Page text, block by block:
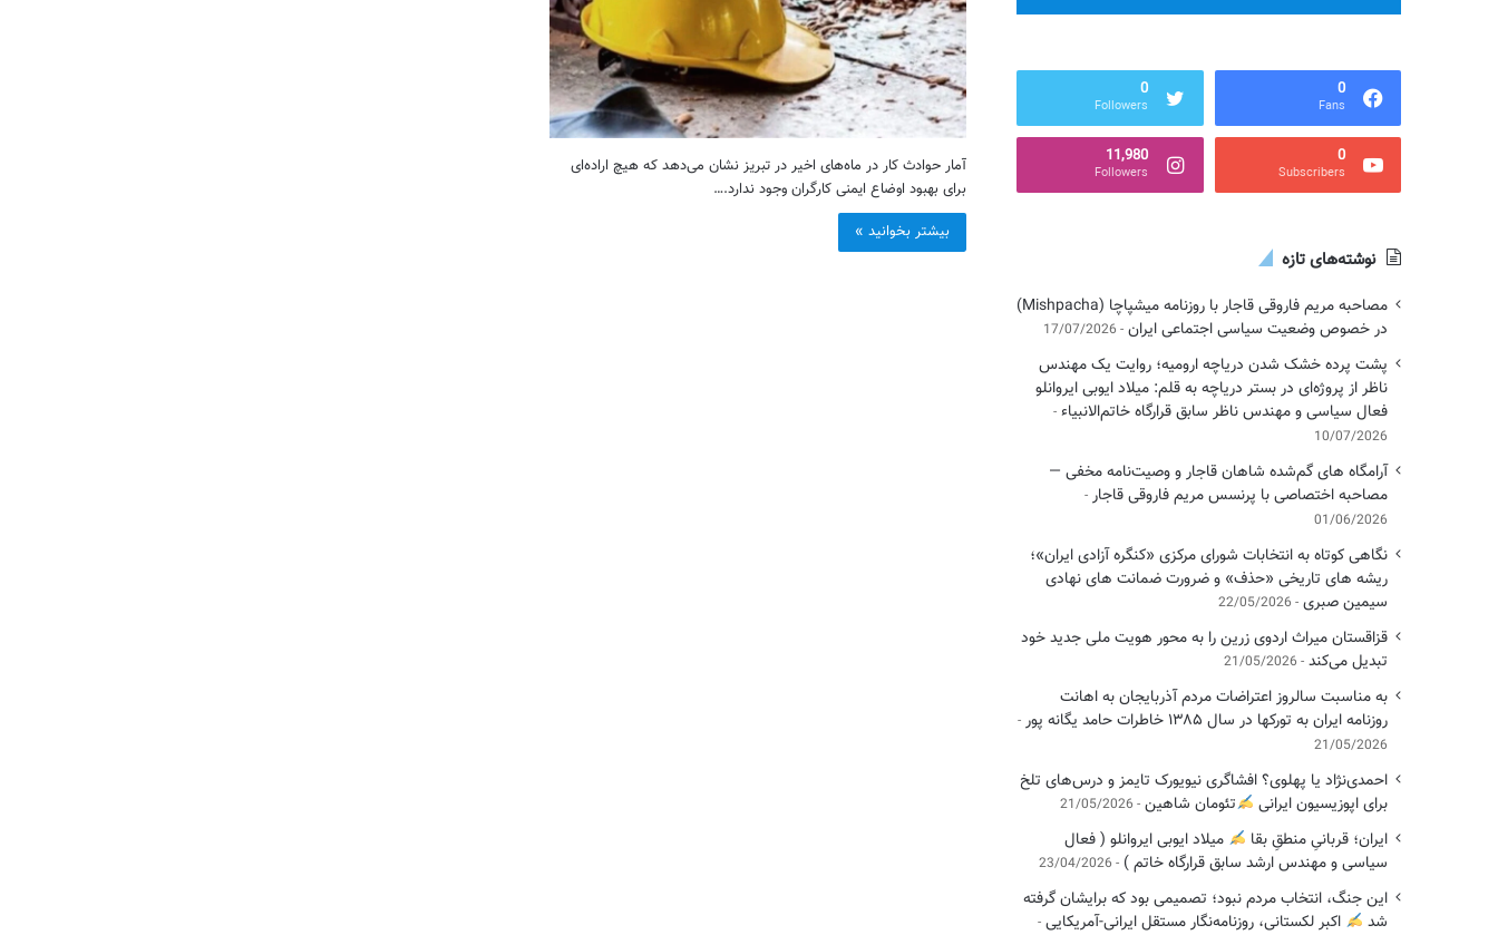
آمار حوادث کار در ماه‌های اخیر در تبریز نشان می‌دهد که هیچ اراده‌ای
برای بهبود اوضاع ایمنی کارگران وجود ندارد.…
بیشتر بخوانید »
0
Fans
0
Followers
0
Subscribers
11,980
Followers
نوشته‌های تازه
مصاحبه مریم فاروقی قاجار با روزنامه میشپاچا (Mishpacha)
در خصوص وضعیت سیاسی اجتماعی ایران 17/07/2026
پشت پرده خشک شدن دریاچه ارومیه؛ روایت یک مهندس
ناظر از پروژه‌ای در بستر دریاچه به قلم: میلاد ایوبی ایروانلو
فعال سیاسی و مهندس ناظر سابق قرارگاه خاتم‌الانبیاء
10/07/2026
آرامگاه های گم‌شده شاهان قاجار و وصیت‌نامه مخفی —
مصاحبه اختصاصی با پرنسس مریم فاروقی قاجار
01/06/2026
نگاهی کوتاه به انتخابات شورای مرکزی «کنگره آزادی ایران»؛
ریشه های تاریخی «حذف» و ضرورت ضمانت های نهادی
سیمین صبری 22/05/2026
قزاقستان میراث اردوی زرین را به محور هویت ملی جدید خود
تبدیل می‌کند 21/05/2026
به مناسبت سالروز اعتراضات مردم آذربایجان به اهانت
روزنامه ایران به تورکها در سال ۱۳۸۵ خاطرات حامد یگانه پور
21/05/2026
احمدی‌نژاد یا پهلوی؟ افشاگری نیویورک تایمز و درس‌های تلخ
برای اپوزیسیون ایرانی
تئومان شاهین 21/05/2026
ایران؛ قربانیِ منطقِ بقا
میلاد ایوبی ایروانلو ( فعال
سیاسی ‌و مهندس ارشد سابق قرارگاه خاتم ) 23/04/2026
این جنگ، انتخاب مردم نبود؛ تصمیمی بود که برایشان گرفته
شد
اکبر لکستانی، روزنامه‌نگار مستقل ایرانی-آمریکایی